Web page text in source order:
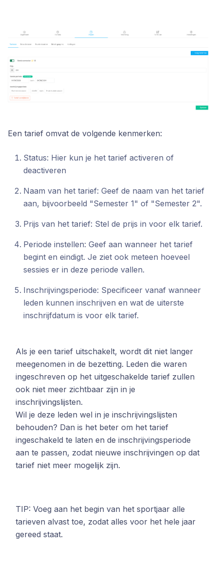
Een tarief omvat de volgende kenmerken:
Status: Hier kun je het tarief activeren of
deactiveren
Naam van het tarief: Geef de naam van het tarief
aan, bijvoorbeeld "Semester 1" of "Semester 2".
Prijs van het tarief: Stel de prijs in voor elk tarief.
Periode instellen: Geef aan wanneer het tarief
begint en eindigt. Je ziet ook meteen hoeveel
sessies er in deze periode vallen.
Inschrijvingsperiode: Specificeer vanaf wanneer
leden kunnen inschrijven en wat de uiterste
inschrijfdatum is voor elk tarief.
Als je een tarief uitschakelt, wordt dit niet langer
meegenomen in de bezetting. Leden die waren
ingeschreven op het uitgeschakelde tarief zullen
ook niet meer zichtbaar zijn in je
inschrijvingslijsten.
Wil je deze leden wel in je inschrijvingslijsten
behouden? Dan is het beter om het tarief
ingeschakeld te laten en de inschrijvingsperiode
aan te passen, zodat nieuwe inschrijvingen op dat
tarief niet meer mogelijk zijn.
TIP: Voeg aan het begin van het sportjaar alle
tarieven alvast toe, zodat alles voor het hele jaar
gereed staat.